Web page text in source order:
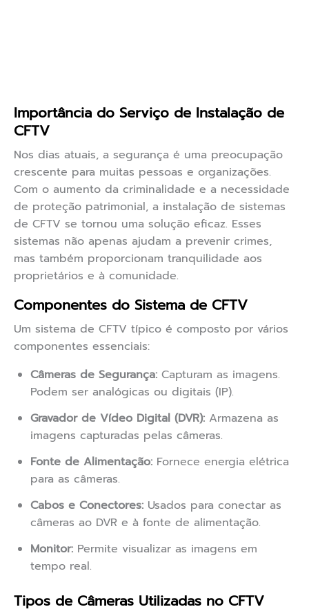
Importância do Serviço de Instalação de
CFTV
Nos dias atuais, a segurança é uma preocupação
crescente para muitas pessoas e organizações.
Com o aumento da criminalidade e a necessidade
de proteção patrimonial, a instalação de sistemas
de CFTV se tornou uma solução eficaz. Esses
sistemas não apenas ajudam a prevenir crimes,
mas também proporcionam tranquilidade aos
proprietários e à comunidade.
Componentes do Sistema de CFTV
Um sistema de CFTV típico é composto por vários
componentes essenciais:
Câmeras de Segurança: Capturam as imagens.
Podem ser analógicas ou digitais (IP).
Gravador de Vídeo Digital (DVR): Armazena as
imagens capturadas pelas câmeras.
Fonte de Alimentação: Fornece energia elétrica
para as câmeras.
Cabos e Conectores: Usados para conectar as
câmeras ao DVR e à fonte de alimentação.
Monitor: Permite visualizar as imagens em
tempo real.
Tipos de Câmeras Utilizadas no CFTV